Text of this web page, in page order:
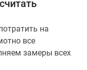
на
все
замеры всех